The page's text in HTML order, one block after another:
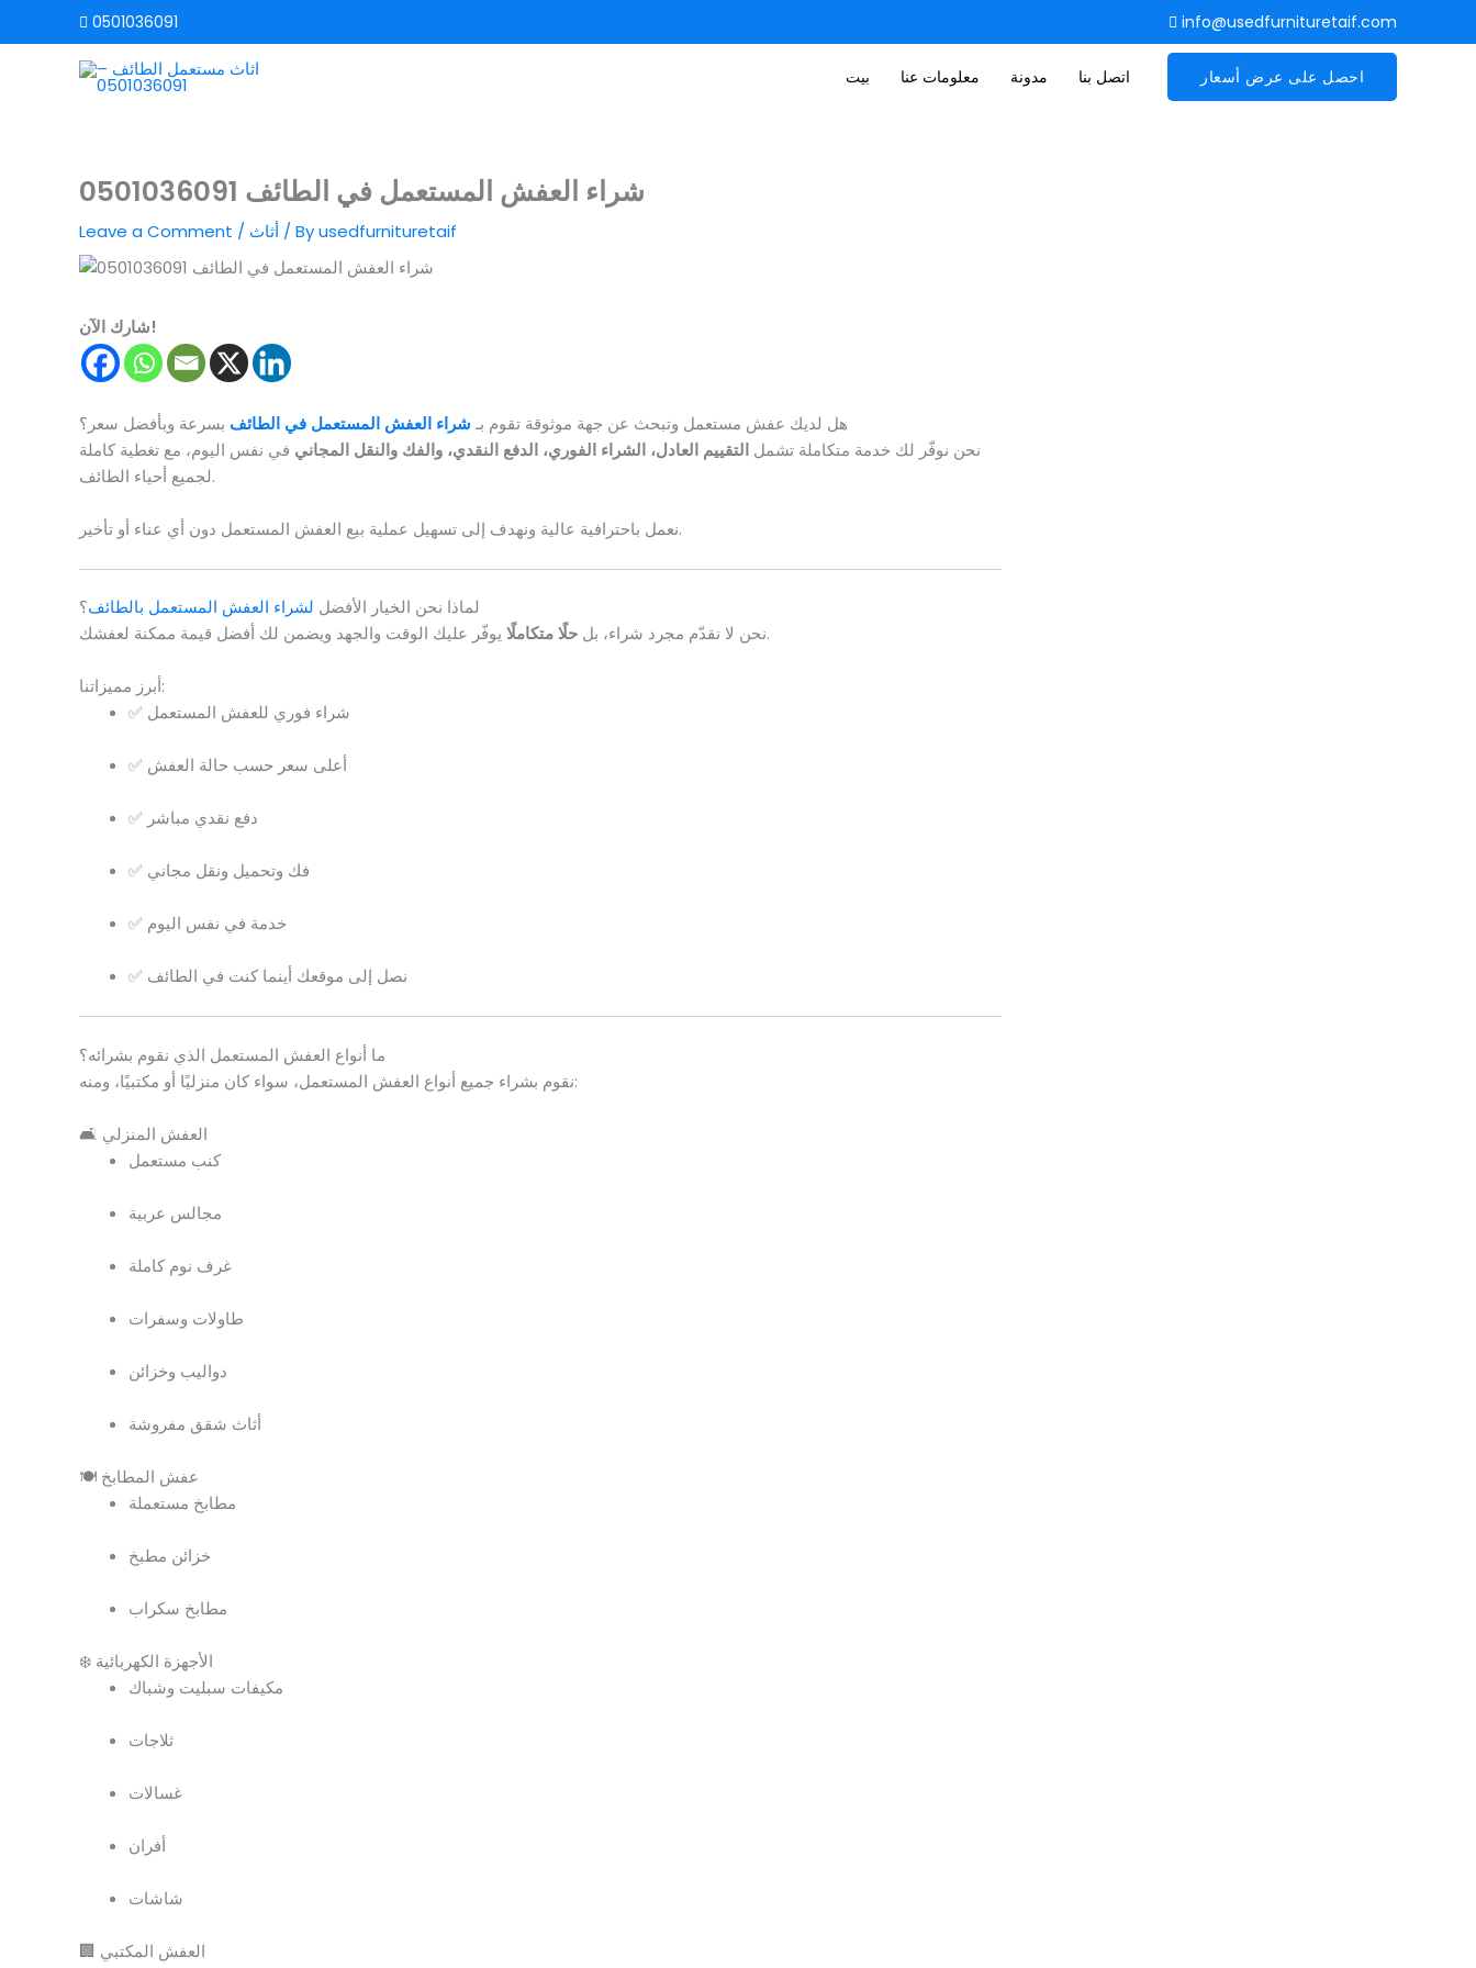
0501036091 info@usedfurnituretaif.com
بيت معلومات عنا مدونة اتصل بنا احصل على عرض أسعار
شراء العفش المستعمل في الطائف 0501036091
Leave a Comment / أثاث / Byusedfurnituretaif
شارك الآن!
هل لديك عفش مستعمل وتبحث عن جهة موثوقة تقوم بـ شراء العفش المستعمل في الطائف بسرعة وبأفضل سعر؟
نحن نوفّر لك خدمة متكاملة تشمل التقييم العادل، الشراء الفوري، الدفع النقدي، والفك والنقل المجاني في نفس اليوم، مع تغطية كاملة
لجميع أحياء الطائف.
نعمل باحترافية عالية ونهدف إلى تسهيل عملية بيع العفش المستعمل دون أي عناء أو تأخير.
لماذا نحن الخيار الأفضل لشراء العفش المستعمل بالطائف؟
نحن لا نقدّم مجرد شراء، بل حلًا متكاملًا يوفّر عليك الوقت والجهد ويضمن لك أفضل قيمة ممكنة لعفشك.
أبرز مميزاتنا:
✅ شراء فوري للعفش المستعمل
✅ أعلى سعر حسب حالة العفش
✅ دفع نقدي مباشر
✅ فك وتحميل ونقل مجاني
✅ خدمة في نفس اليوم
✅ نصل إلى موقعك أينما كنت في الطائف
ما أنواع العفش المستعمل الذي نقوم بشرائه؟
نقوم بشراء جميع أنواع العفش المستعمل، سواء كان منزليًا أو مكتبيًا، ومنه:
🛋️ العفش المنزلي
كنب مستعمل
مجالس عربية
غرف نوم كاملة
طاولات وسفرات
دواليب وخزائن
أثاث شقق مفروشة
🍽️ عفش المطابخ
مطابخ مستعملة
خزائن مطبخ
مطابخ سكراب
❄️ الأجهزة الكهربائية
مكيفات سبليت وشباك
ثلاجات
غسالات
أفران
شاشات
🏢 العفش المكتبي